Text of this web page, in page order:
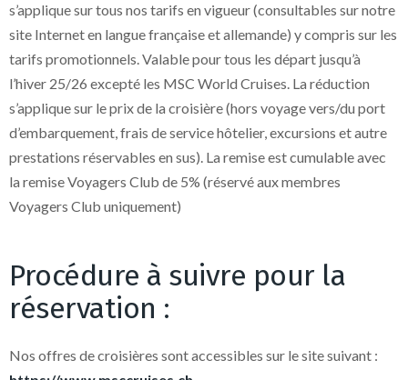
s’applique sur tous nos tarifs en vigueur (consultables sur notre
site Internet en langue française et allemande) y compris sur les
tarifs promotionnels. Valable pour tous les départ jusqu’à
l’hiver 25/26 excepté les MSC World Cruises. La réduction
s’applique sur le prix de la croisière (hors voyage vers/du port
d’embarquement, frais de service hôtelier, excursions et autre
prestations réservables en sus). La remise est cumulable avec
la remise Voyagers Club de 5% (réservé aux membres
Voyagers Club uniquement)
Procédure à suivre pour la
réservation :
Nos offres de croisières sont accessibles sur le site suivant :